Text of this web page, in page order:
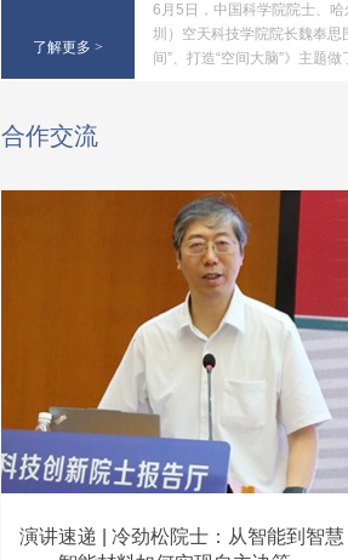
了解更多 >
6月5日，中国科学院院士、
圳）空天科技学院院长魏奉思
间”、打造“空间大脑”》主题做
合作交流
演讲速递 | 冷劲松院士：从智能到智慧